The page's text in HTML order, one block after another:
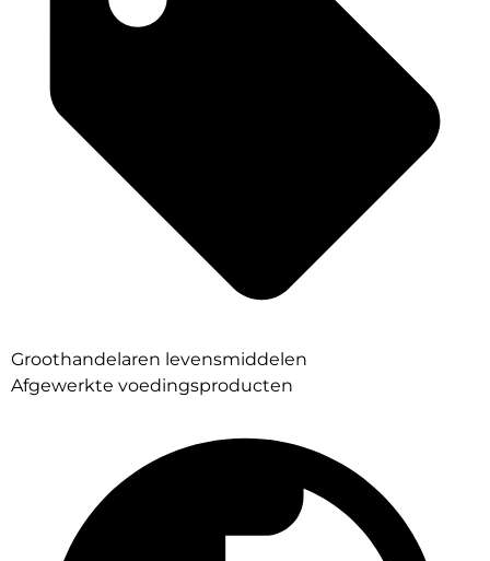
Groothandelaren levensmiddelen
Afgewerkte voedingsproducten